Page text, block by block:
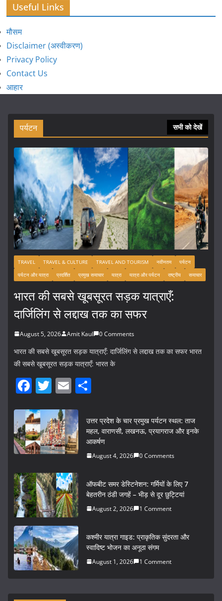
Useful Links
मौसम
Disclaimer (अस्वीकरण)
Privacy Policy
Contact Us
आहार
पर्यटन सभी को देखें
TRAVEL TRAVEL & CULTURE TRAVEL AND TOURISM नवीनतम
पर्यटन
पर्यटन और यात्रा
प्रदर्शित प्रमुख समाचार यात्रा यात्रा और पर्यटन राष्ट्रीय समाचार
भारत की सबसे खूबसूरत सड़क यात्राएँ:
दार्जिलिंग से लद्दाख तक का सफर
August 5, 2026 Amit Kaul 0 Comments
भारत की सबसे खूबसूरत सड़क यात्राएँ: दार्जिलिंग से लद्दाख तक का सफर भारत
की सबसे खूबसूरत सड़क यात्राएँ: भारत के
F
c
e
b
o
k
T
itt
er
E
ai
l
ar
e
उत्तर प्रदेश के चार प्रमुख पर्यटन स्थल: ताज
महल, वाराणसी, लखनऊ, प्रयागराज और इनके
आकर्षण
August 4, 2026 0 Comments
ऑफबीट समर डेस्टिनेशन: गर्मियों के लिए 7
बेहतरीन ठंडी जगहें – भीड़ से दूर छुट्टियां
August 2, 2026 1 Comment
कश्मीर यात्रा गाइड: प्राकृतिक सुंदरता और
स्वादिष्ट भोजन का अनूठा संगम
August 1, 2026 1 Comment